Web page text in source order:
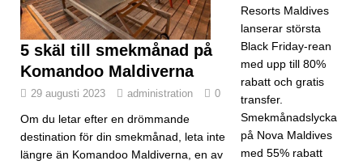
sam
arbe
Forb
es
5 skäl till smekmånad på
Komandoo Maldiverna
29 augusti 2023 administration 0
Om du letar efter en drömmande
destination för din smekmånad, leta inte
längre än Komandoo Maldiverna, en av
Resorts Maldives
lanserar största
Black Friday-rean
med upp till 80%
rabatt och gratis
transfer.
Smekmånadslycka
på Nova Maldives
med 55% rabatt